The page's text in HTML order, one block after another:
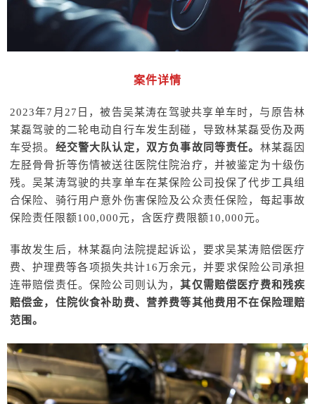
案件详情
2023年7月27日，被告吴某涛在驾驶共享单车时，与原告林
某磊驾驶的二轮电动自行车发生刮碰，导致林某磊受伤及两
车受损。 经交警大队认定，双方负事故同等责任。 林某磊因
左胫骨骨折等伤情被送往医院住院治疗，并被鉴定为十级伤
残。吴某涛驾驶的共享单车在某保险公司投保了代步工具组
合保险、骑行用户意外伤害保险及公众责任保险，每起事故
保险责任限额100,000元，含医疗费限额10,000元。
事故发生后，林某磊向法院提起诉讼，要求吴某涛赔偿医疗
费、护理费等各项损失共计16万余元，并要求保险公司承担
连带赔偿责任。保险公司则认为，其仅需赔偿医疗费和残疾
赔偿金，住院伙食补助费、营养费等其他费用不在保险理赔
范围。